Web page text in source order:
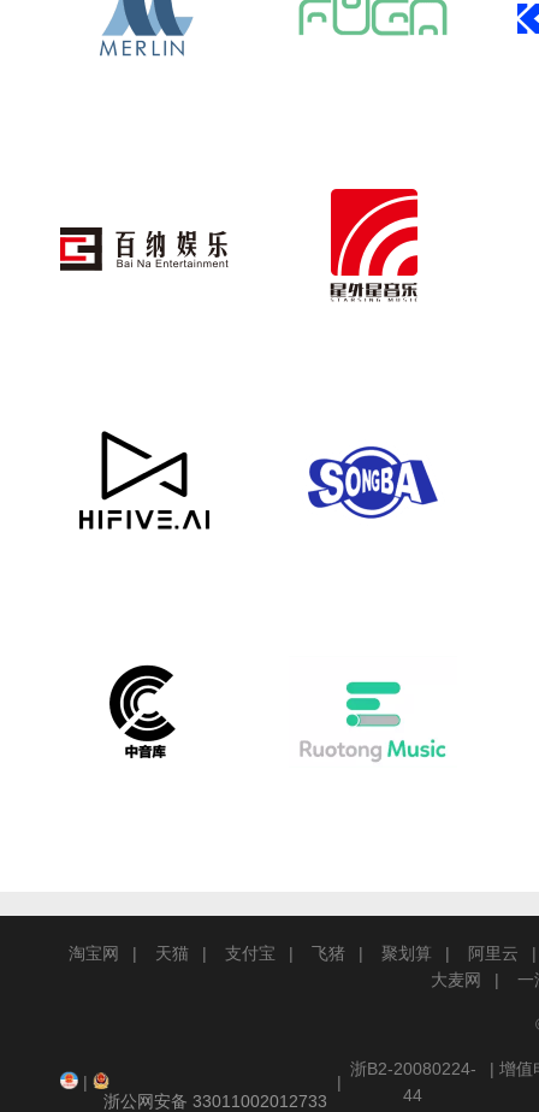
淘宝网 天猫 支付宝 飞猪 聚划算
阿里云
大麦网
一
|
浙公网安备 33011002012733
|
浙B2-20080224-
44
| 增值